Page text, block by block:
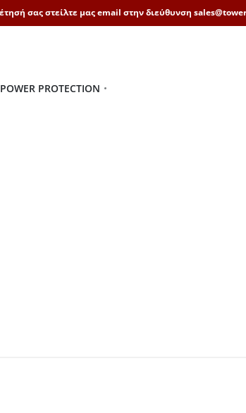
σας στείλτε μας email στην διεύθυνση
POWER PROTECTION